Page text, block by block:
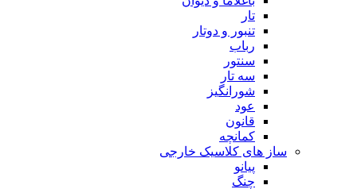
تار
تنبور و دوتار
رباب
سنتور
سه تار
شورانگیز
عود
قانون
کمانچه
ساز های کلاسیک خارجی
پیانو
چنگ